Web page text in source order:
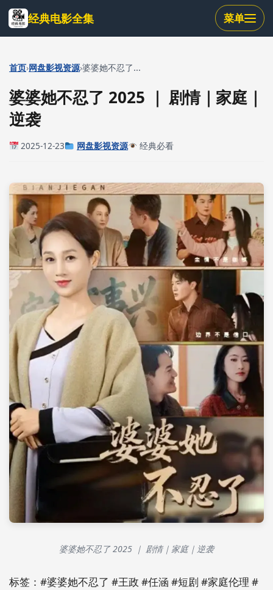
跳
到
主
内
经典电影全集 菜单
首页›网盘影视资源›婆婆她不忍了...
婆婆她不忍了 2025 ｜ 剧情｜家庭｜
逆袭
2025-12-23 网盘影视资源 经典必看
婆婆她不忍了 2025 ｜ 剧情｜家庭｜逆袭
标签：#婆婆她不忍了 #王政 #任涵 #短剧 #家庭伦理 #